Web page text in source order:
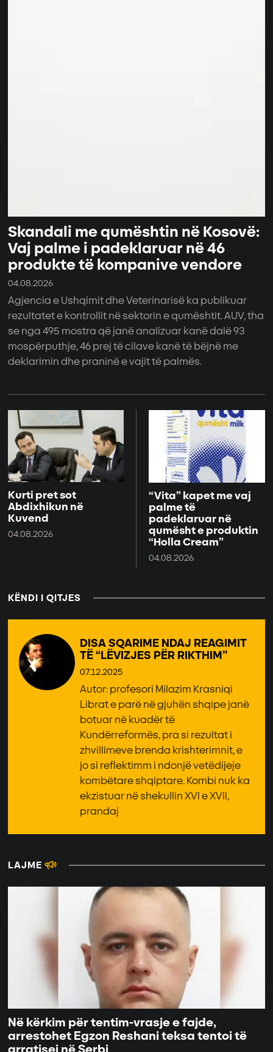
Skandali me qumështin në Kosovë:
Vaj palme i padeklaruar në 46
produkte të kompanive vendore
04.08.2026
Agjencia e Ushqimit dhe Veterinarisë ka publikuar
rezultatet e kontrollit në sektorin e qumështit. AUV, tha
se nga 495 mostra që janë analizuar kanë dalë 93
mospërputhje, 46 prej të cilave kanë të bëjnë me
deklarimin dhe praninë e vajit të palmës.
Kurti pret sot
Abdixhikun në
Kuvend
04.08.2026
“Vita” kapet me vaj
palme të
padeklaruar në
qumësht e produktin
“Holla Cream”
04.08.2026
KËNDI I QITJES
DISA SQARIME NDAJ REAGIMIT
TË “LËVIZJES PËR RIKTHIM”
07.12.2025
Autor: profesori Milazim Krasniqi
Librat e parë në gjuhën shqipe janë
botuar në kuadër të
Kundërreformës, pra si rezultat i
zhvillimeve brenda krishterimnit, e
jo si reflektimm i ndonjë vetëdijeje
kombëtare shqiptare. Kombi nuk ka
ekzistuar në shekullin XVI e XVII,
prandaj
LAJME
Në kërkim për tentim-vrasje e fajde,
arrestohet Egzon Reshani teksa tentoi të